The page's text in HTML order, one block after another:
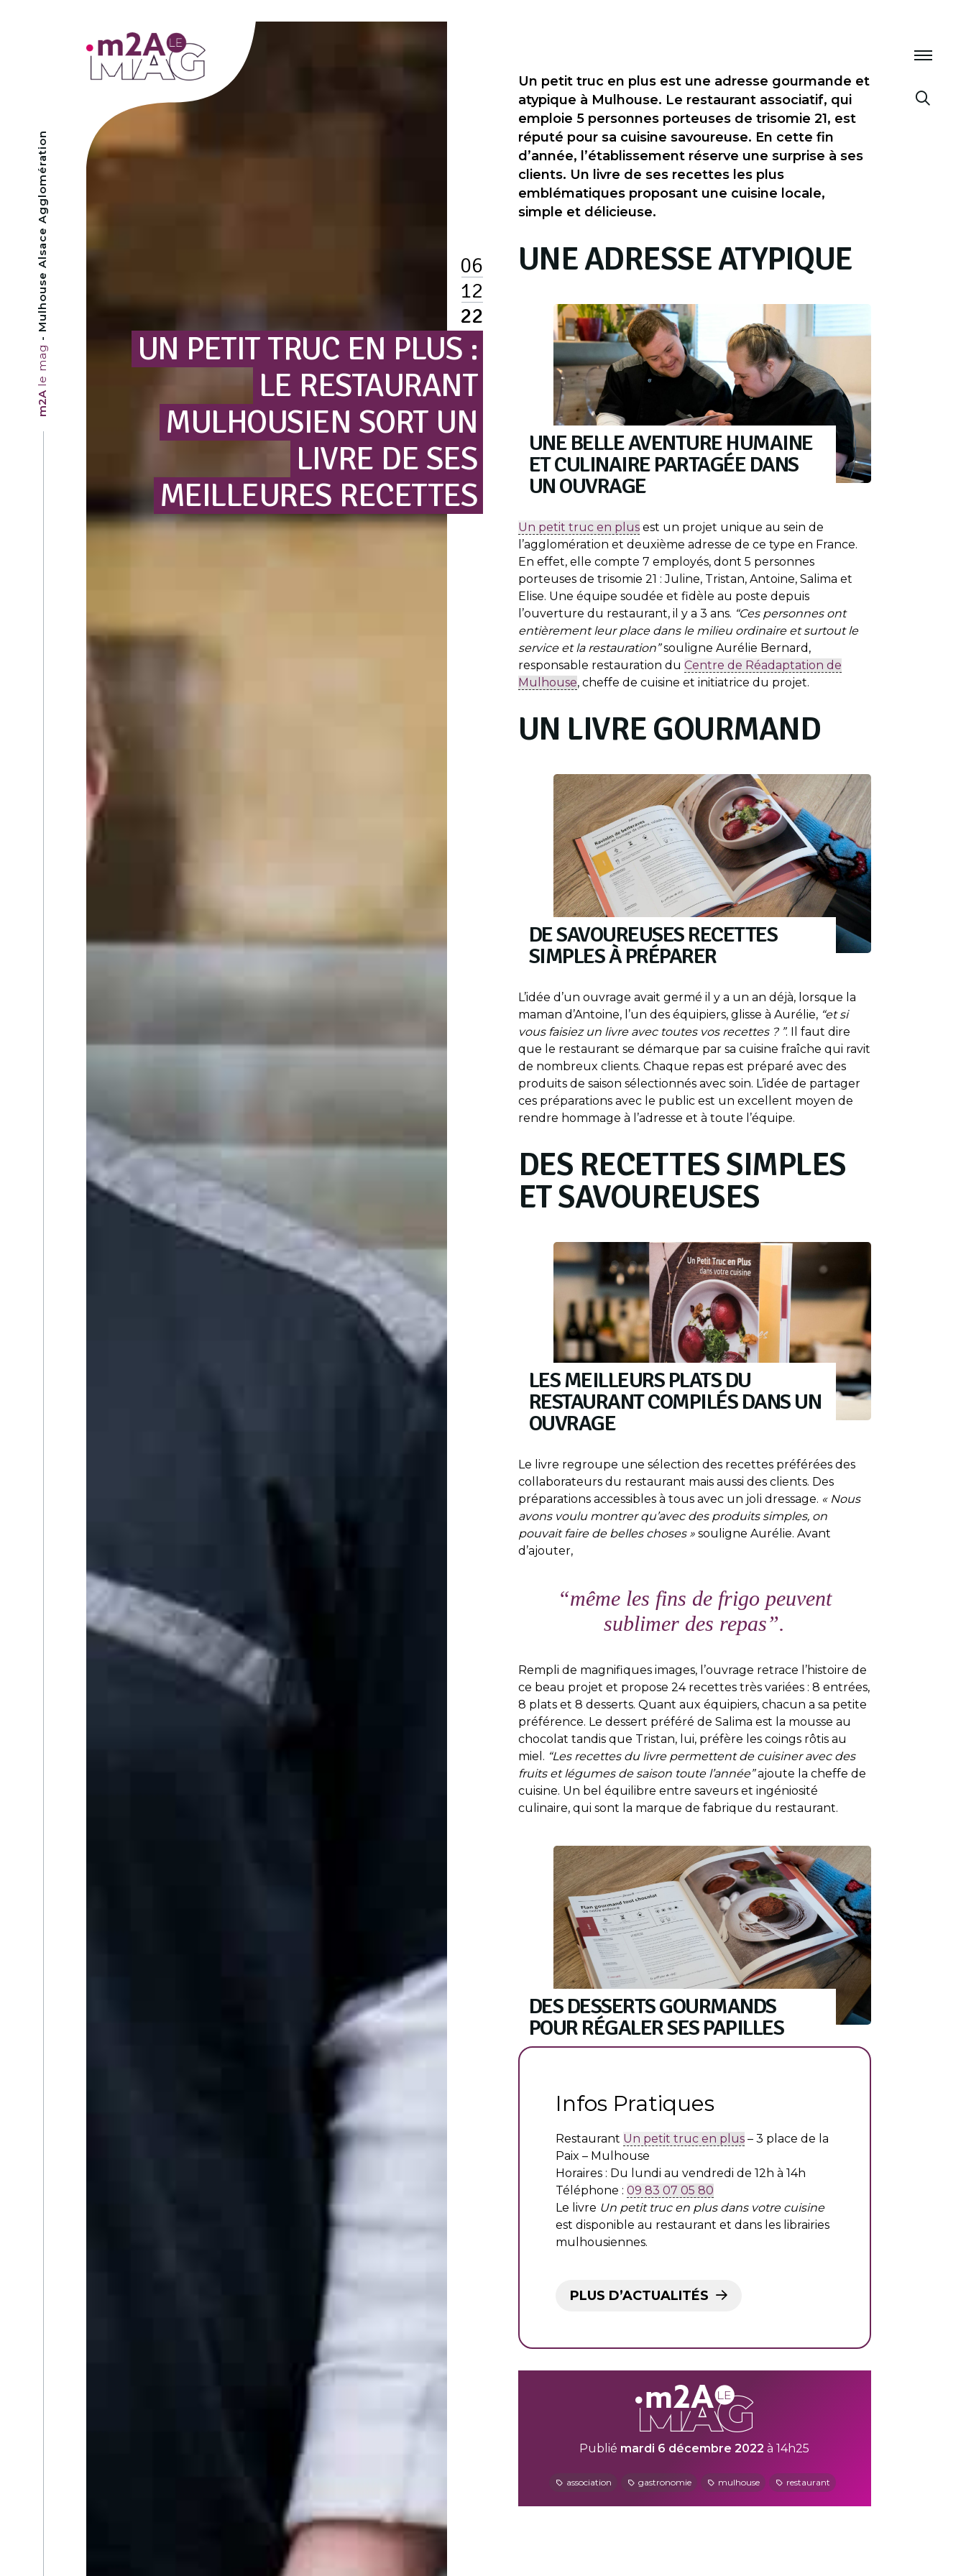
m2A
le mag
- Mulhouse Alsace Agglomération
06
12
22
UN PETIT TRUC EN PLUS :
LE RESTAURANT
MULHOUSIEN SORT UN
LIVRE DE SES
MEILLEURES RECETTES
Un petit truc en plus est une adresse gourmande et
atypique à Mulhouse. Le restaurant associatif, qui
emploie 5 personnes porteuses de trisomie 21, est
réputé pour sa cuisine savoureuse. En cette fin
d’année, l’établissement réserve une surprise à ses
clients. Un livre de ses recettes les plus
emblématiques proposant une cuisine locale,
simple et délicieuse.
UNE ADRESSE ATYPIQUE
UNE BELLE AVENTURE HUMAINE
ET CULINAIRE PARTAGÉE DANS
UN OUVRAGE
Un petit truc en plusest un projet unique au sein de
l’agglomération et deuxième adresse de ce type en France.
En effet, elle compte 7 employés, dont 5 personnes
porteuses de trisomie 21 : Juline, Tristan, Antoine, Salima et
Elise. Une équipe soudée et fidèle au poste depuis
l’ouverture du restaurant, il y a 3 ans. “Ces personnes ont
entièrement leur place dans le milieu ordinaire et surtout le
service et la restauration”souligne Aurélie Bernard,
responsable restauration du Centre de Réadaptation de
Mulhouse, cheffe de cuisine et initiatrice du projet.
UN LIVRE GOURMAND
DE SAVOUREUSES RECETTES
SIMPLES À PRÉPARER
L’idée d’un ouvrage avait germé il y a un an déjà, lorsque la
maman d’Antoine, l’un des équipiers, glisse à Aurélie, “et si
vous faisiez un livre avec toutes vos recettes ? ”. Il faut dire
que le restaurant se démarque par sa cuisine fraîche qui ravit
de nombreux clients. Chaque repas est préparé avec des
produits de saison sélectionnés avec soin. L’idée de partager
ces préparations avec le public est un excellent moyen de
rendre hommage à l’adresse et à toute l’équipe.
DES RECETTES SIMPLES
ET SAVOUREUSES
LES MEILLEURS PLATS DU
RESTAURANT COMPILÉS DANS UN
OUVRAGE
Le livre regroupe une sélection des recettes préférées des
collaborateurs du restaurant mais aussi des clients. Des
préparations accessibles à tous avec un joli dressage. « Nous
avons voulu montrer qu’avec des produits simples, on
pouvait faire de belles choses »souligne Aurélie. Avant
d’ajouter,
“même les fins de frigo peuvent
sublimer des repas”.
Rempli de magnifiques images, l’ouvrage retrace l’histoire de
ce beau projet et propose 24 recettes très variées : 8 entrées,
8 plats et 8 desserts. Quant aux équipiers, chacun a sa petite
préférence. Le dessert préféré de Salima est la mousse au
chocolat tandis que Tristan, lui, préfère les coings rôtis au
miel. “Les recettes du livre permettent de cuisiner avec des
fruits et légumes de saison toute l’année”ajoute la cheffe de
cuisine. Un bel équilibre entre saveurs et ingéniosité
culinaire, qui sont la marque de fabrique du restaurant.
DES DESSERTS GOURMANDS
POUR RÉGALER SES PAPILLES
Infos Pratiques
Restaurant Un petit truc en plus– 3 place de la
Paix – Mulhouse
Horaires : Du lundi au vendredi de 12h à 14h
Téléphone : 09 83 07 05 80
Le livre Un petit truc en plus dans votre cuisine
est disponible au restaurant et dans les librairies
mulhousiennes.
PLUS D’ACTUALITÉS
Publié mardi 6 décembre 2022 à 14h25
association gastronomie mulhouse restaurant